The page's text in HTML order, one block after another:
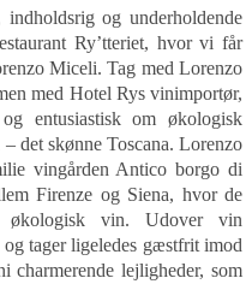
og underholdende
Ry’tteriet, hvor vi får
Miceli. Tag med Lorenzo
med Hotel Rys vinimportør,
entusiastisk om økologisk
det skønne Toscana. Lorenzo
vingården Antico borgo di
Firenze og Siena, hvor de
økologisk vin. Udover vin
tager ligeledes gæstfrit imod
charmerende lejligheder, som